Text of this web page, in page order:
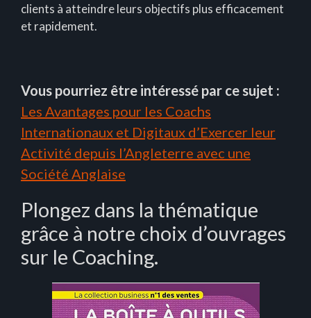
clients à atteindre leurs objectifs plus efficacement
et rapidement.
Vous pourriez être intéressé par ce sujet :
Les Avantages pour les Coachs
Internationaux et Digitaux d’Exercer leur
Activité depuis l’Angleterre avec une
Société Anglaise
Plongez dans la thématique
grâce à notre choix d’ouvrages
sur le Coaching.